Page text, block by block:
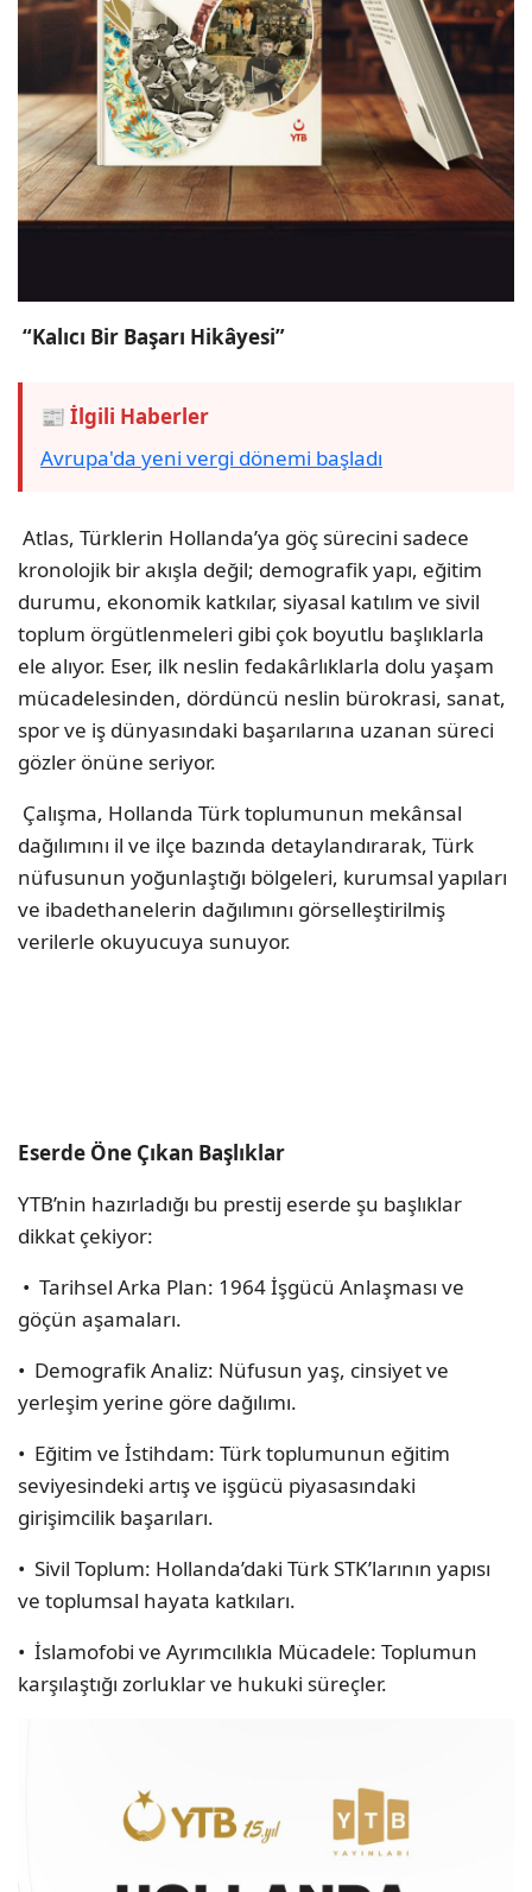
“Kalıcı Bir Başarı Hikâyesi”
📰 İlgili Haberler
Avrupa'da yeni vergi dönemi başladı
Atlas, Türklerin Hollanda’ya göç sürecini sadece
kronolojik bir akışla değil; demografik yapı, eğitim
durumu, ekonomik katkılar, siyasal katılım ve sivil
toplum örgütlenmeleri gibi çok boyutlu başlıklarla
ele alıyor. Eser, ilk neslin fedakârlıklarla dolu yaşam
mücadelesinden, dördüncü neslin bürokrasi, sanat,
spor ve iş dünyasındaki başarılarına uzanan süreci
gözler önüne seriyor.
Çalışma, Hollanda Türk toplumunun mekânsal
dağılımını il ve ilçe bazında detaylandırarak, Türk
nüfusunun yoğunlaştığı bölgeleri, kurumsal yapıları
ve ibadethanelerin dağılımını görselleştirilmiş
verilerle okuyucuya sunuyor.
Eserde Öne Çıkan Başlıklar
YTB’nin hazırladığı bu prestij eserde şu başlıklar
dikkat çekiyor:
•⁠ ⁠Tarihsel Arka Plan: 1964 İşgücü Anlaşması ve
göçün aşamaları.
•⁠ ⁠Demografik Analiz: Nüfusun yaş, cinsiyet ve
yerleşim yerine göre dağılımı.
•⁠ ⁠Eğitim ve İstihdam: Türk toplumunun eğitim
seviyesindeki artış ve işgücü piyasasındaki
girişimcilik başarıları.
•⁠ ⁠Sivil Toplum: Hollanda’daki Türk STK’larının yapısı
ve toplumsal hayata katkıları.
•⁠ ⁠İslamofobi ve Ayrımcılıkla Mücadele: Toplumun
karşılaştığı zorluklar ve hukuki süreçler.